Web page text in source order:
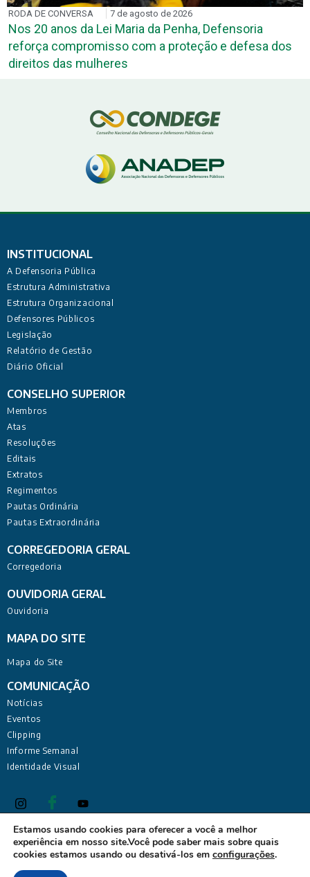
RODA DE CONVERSA 7 de agosto de 2026
Nos 20 anos da Lei Maria da Penha, Defensoria
reforça compromisso com a proteção e defesa dos
direitos das mulheres
INSTITUCIONAL
A Defensoria Pública
Estrutura Administrativa
Estrutura Organizacional
Defensores Públicos
Legislação
Relatório de Gestão
Diário Oficial
CONSELHO SUPERIOR
Membros
Atas
Resoluções
Editais
Extratos
Regimentos
Pautas Ordinária
Pautas Extraordinária
CORREGEDORIA GERAL
Corregedoria
OUVIDORIA GERAL
Ouvidoria
MAPA DO SITE
Mapa do Site
COMUNICAÇÃO
Notícias
Eventos
Clipping
Informe Semanal
Identidade Visual
Defensoria Pública do Estado da Paraíba Sede Administrativa:
Rua Deputado Barreto Sobrinho, 168 - Tambiá, João Pessoa -
Estamos usando cookies para oferecer a você a melhor
experiência em nosso site.Você pode saber mais sobre quais
cookies estamos usando ou desativá-los em configurações.